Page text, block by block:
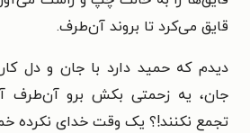
قایق می‌کرد تا بروند آن‌طرف.
دیدم که حمید دارد با جان و دل
جان، یه زحمتی بکش برو آن‌طرف
تجمع نکنند!؟ یک وقت خدای نکرده